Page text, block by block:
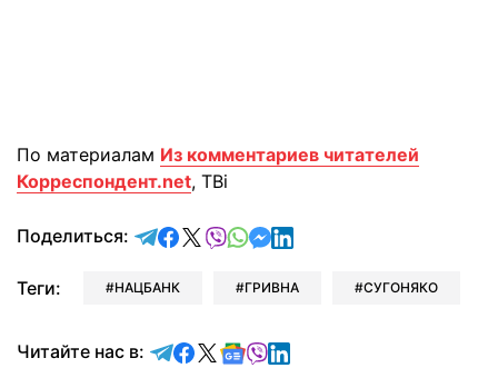
По материалам Из комментариев читателей
Корреспондент.net, ТВі
Поделиться: отправить в Telegram
поделиться в Facebook
поделиться в X
отправить в Viber
отправить в Whatsapp
отправить в Messenger
отправить в LinkedIn
Теги: НАЦБАНК ГРИВНА СУГОНЯКО
Читайте нас в: Читайте в Telegram
Читайте в Facebook
Читайте в X
Читайте в Google news
Читайте в Viber
Читайте в LinkedIn